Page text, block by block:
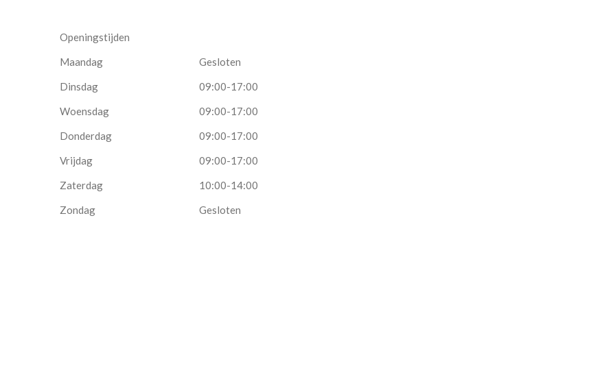
Openingstijden
Maandag
Gesloten
Dinsdag
09:00-17:00
Woensdag
09:00-17:00
Donderdag
09:00-17:00
Vrijdag
09:00-17:00
Zaterdag
10:00-14:00
Zondag
Gesloten